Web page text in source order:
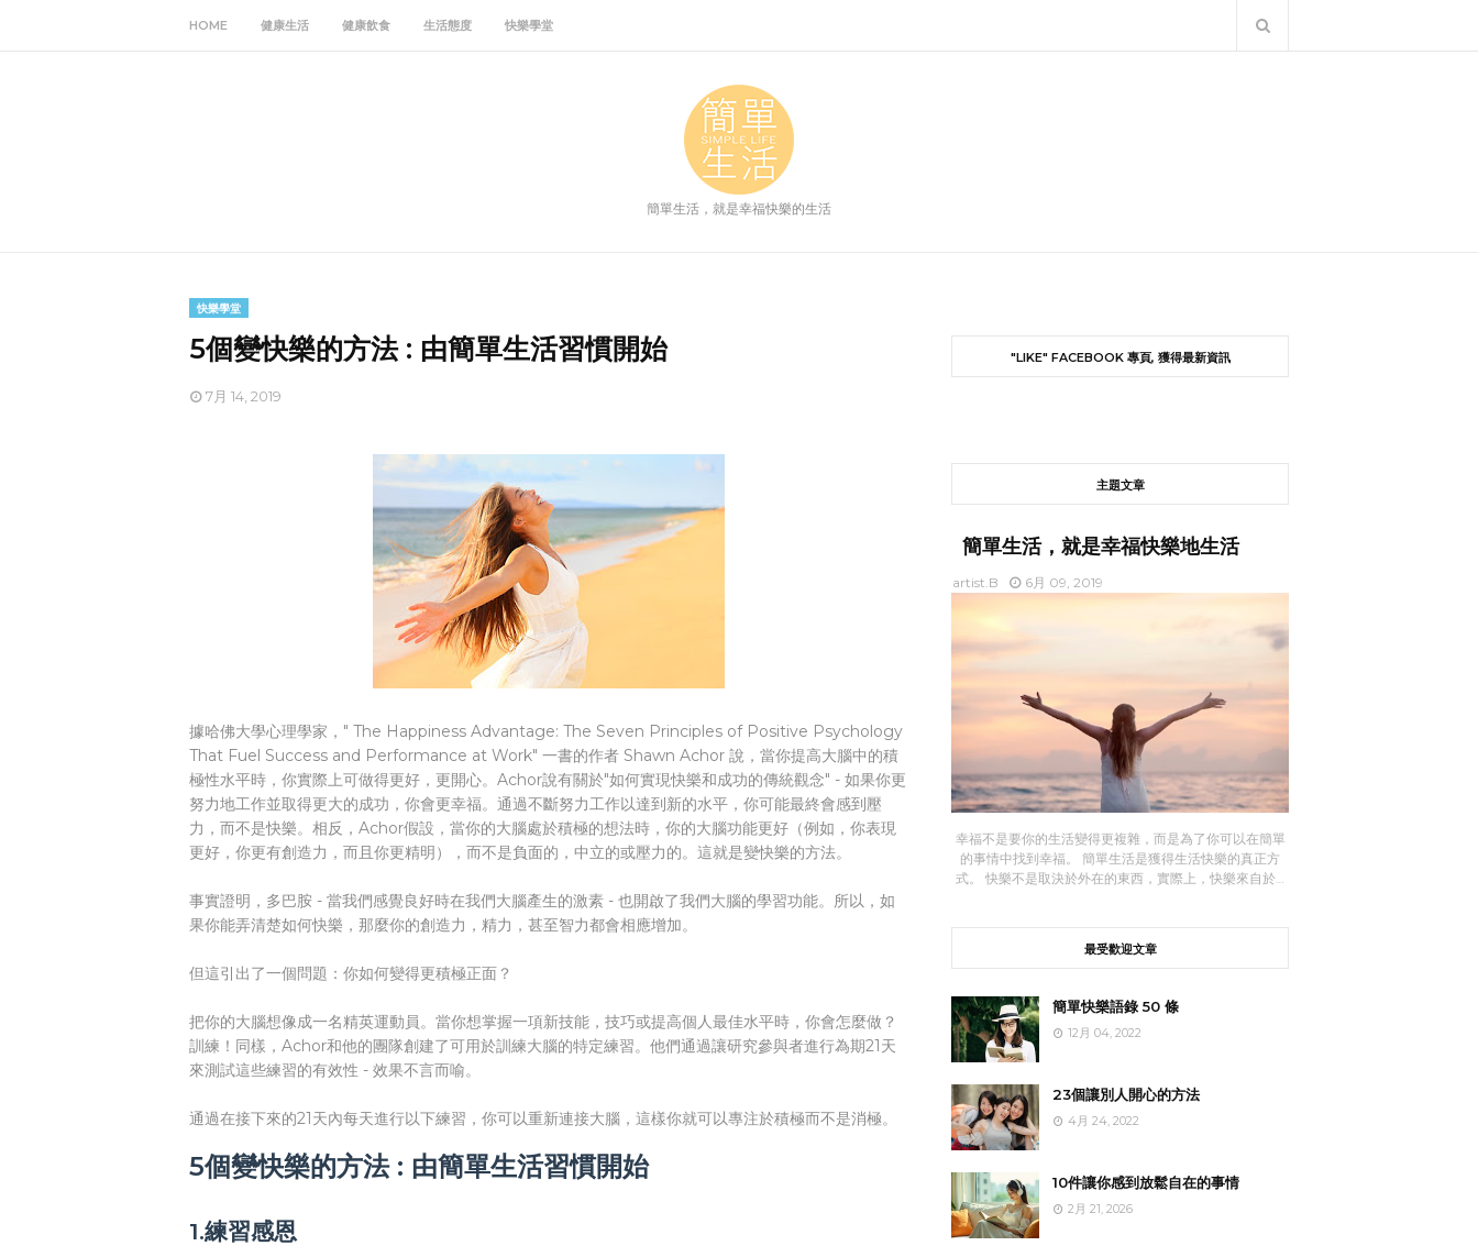
HOME 健康生活 健康飲食 生活態度 快樂學堂
簡單生活，就是幸福快樂的生活
快樂學堂
5個變快樂的方法 : 由簡單生活習慣開始
7月 14, 2019
據哈佛大學心理學家，" The Happiness Advantage: The Seven Principles of Positive Psychology
That Fuel Success and Performance at Work" 一書的作者 Shawn Achor 說，當你提高大腦中的積
極性水平時，你實際上可做得更好，更開心。Achor說有關於"如何實現快樂和成功的傳統觀念" - 如果你更
努力地工作並取得更大的成功，你會更幸福。通過不斷努力工作以達到新的水平，你可能最終會感到壓
力，而不是快樂。相反，Achor假設，當你的大腦處於積極的想法時，你的大腦功能更好（例如，你表現
更好，你更有創造力，而且你更精明），而不是負面的，中立的或壓力的。這就是變快樂的方法。
事實證明，多巴胺 - 當我們感覺良好時在我們大腦產生的激素 - 也開啟了我們大腦的學習功能。所以，如
果你能弄清楚如何快樂，那麼你的創造力，精力，甚至智力都會相應增加。
但這引出了一個問題：你如何變得更積極正面？
把你的大腦想像成一名精英運動員。當你想掌握一項新技能，技巧或提高個人最佳水平時，你會怎麼做？
訓練！同樣，Achor和他的團隊創建了可用於訓練大腦的特定練習。他們通過讓研究參與者進行為期21天
來測試這些練習的有效性 - 效果不言而喻。
通過在接下來的21天內每天進行以下練習，你可以重新連接大腦，這樣你就可以專注於積極而不是消極。
5個變快樂的方法 : 由簡單生活習慣開始
1.練習感恩
"LIKE" FACEBOOK 專頁, 獲得最新資訊
主題文章
簡單生活，就是幸福快樂地生活
artist.B 6月 09, 2019
幸福不是要你的生活變得更複雜，而是為了你可以在簡單
的事情中找到幸福。 簡單生活是獲得生活快樂的真正方
式。 快樂不是取決於外在的東西，實際上，快樂來自於…
最受歡迎文章
簡單快樂語錄 50 條
12月 04, 2022
23個讓別人開心的方法
4月 24, 2022
10件讓你感到放鬆自在的事情
2月 21, 2026